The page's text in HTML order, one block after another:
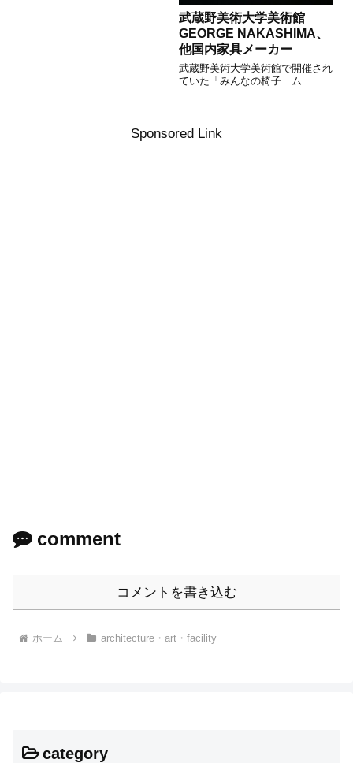
武蔵野美術大学美術館
GEORGE NAKASHIMA、
他国内家具メーカー
武蔵野美術大学美術館で開催され
ていた「みんなの椅子 ム...
Sponsored Link
comment
コメントを書き込む
ホーム architecture・art・facility
category